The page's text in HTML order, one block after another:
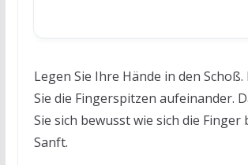
Legen Sie Ihre Hände in den
Sie die Fingerspitzen aufeinander.
Sie sich bewusst wie sich die Finger
Sanft.